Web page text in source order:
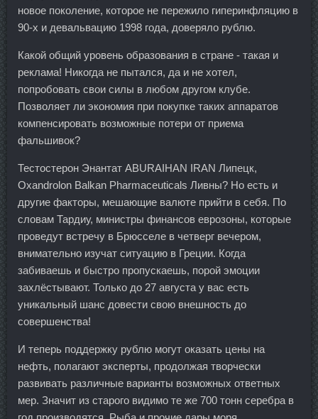
новое поколение, которое не пережило гиперинфляцию в
90-х и девальвацию 1998 года, доверяло рублю.
Какой общий уровень образования в стране - такая и
реклама! Никогда не пытался, да и не хотел,
попробовать свои силы в любом другом клубе.
Позволяет ли экономия при покупке таких аппаратов
компенсировать возможные потери от приема
фальшивок?
Тестостерон Энантат ABURAIHAN IRAN Липецк,
Oxandrolon Balkan Pharmaceuticals Ливны? Но есть и
другие факторы, мешающие валюте прийти в себя. По
словам Тардиу, министры финансов еврозоны, которые
проведут встречу в Брюсселе в четверг вечером,
внимательно изучат ситуацию в Греции. Когда
забиваешь и быстро пропускаешь, порой эмоции
захлёстывают. Только до 27 августа у вас есть
уникальный шанс довести свою внешность до
совершенства!
И теперь поддержку рублю могут оказать цены на
нефть, полагают эксперты, продолжая творчески
развивать различные варианты возможных ответных
мер. Значит из старого видимо те же 700 тонн серебра в